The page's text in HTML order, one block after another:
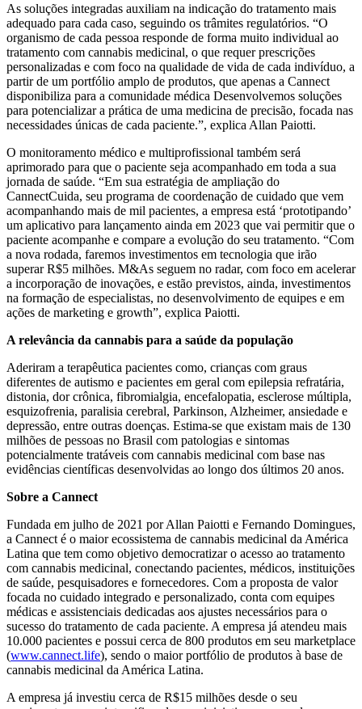
As soluções integradas auxiliam na indicação do tratamento mais
adequado para cada caso, seguindo os trâmites regulatórios. “O
organismo de cada pessoa responde de forma muito individual ao
tratamento com cannabis medicinal, o que requer prescrições
personalizadas e com foco na qualidade de vida de cada indivíduo, a
partir de um portfólio amplo de produtos, que apenas a Cannect
disponibiliza para a comunidade médica Desenvolvemos soluções
para potencializar a prática de uma medicina de precisão, focada nas
necessidades únicas de cada paciente.”, explica Allan Paiotti.
O monitoramento médico e multiprofissional também será
aprimorado para que o paciente seja acompanhado em toda a sua
jornada de saúde. “Em sua estratégia de ampliação do
CannectCuida, seu programa de coordenação de cuidado que vem
acompanhando mais de mil pacientes, a empresa está ‘prototipando’
um aplicativo para lançamento ainda em 2023 que vai permitir que o
paciente acompanhe e compare a evolução do seu tratamento. “Com
a nova rodada, faremos investimentos em tecnologia que irão
superar R$5 milhões. M&As seguem no radar, com foco em acelerar
a incorporação de inovações, e estão previstos, ainda, investimentos
na formação de especialistas, no desenvolvimento de equipes e em
ações de marketing e growth”, explica Paiotti.
A relevância da cannabis para a saúde da população
Aderiram a terapêutica pacientes como, crianças com graus
diferentes de autismo e pacientes em geral com epilepsia refratária,
distonia, dor crônica, fibromialgia, encefalopatia, esclerose múltipla,
esquizofrenia, paralisia cerebral, Parkinson, Alzheimer, ansiedade e
depressão, entre outras doenças. Estima-se que existam mais de 130
milhões de pessoas no Brasil com patologias e sintomas
potencialmente tratáveis com cannabis medicinal com base nas
evidências científicas desenvolvidas ao longo dos últimos 20 anos.
Sobre a Cannect
Fundada em julho de 2021 por Allan Paiotti e Fernando Domingues,
a Cannect é o maior ecossistema de cannabis medicinal da América
Latina que tem como objetivo democratizar o acesso ao tratamento
com cannabis medicinal, conectando pacientes, médicos, instituições
de saúde, pesquisadores e fornecedores. Com a proposta de valor
focada no cuidado integrado e personalizado, conta com equipes
médicas e assistenciais dedicadas aos ajustes necessários para o
sucesso do tratamento de cada paciente. A empresa já atendeu mais
10.000 pacientes e possui cerca de 800 produtos em seu marketplace
(www.cannect.life), sendo o maior portfólio de produtos à base de
cannabis medicinal da América Latina.
A empresa já investiu cerca de R$15 milhões desde o seu